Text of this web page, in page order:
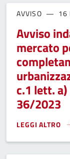
AVVISO 16
Avviso
mercato
c.1 lett. a)
36/2023
LEGGI ALTRO
AVVISO